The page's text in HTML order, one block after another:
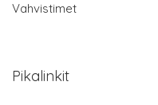
Vahvistimet
Pikalinkit